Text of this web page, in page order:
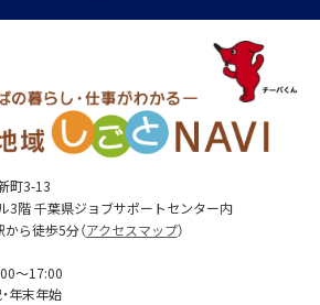
町3-13
3階 千葉県ジョブサポートセンター内
ら徒歩5分（アクセスマップ）
～17:00
・年末年始